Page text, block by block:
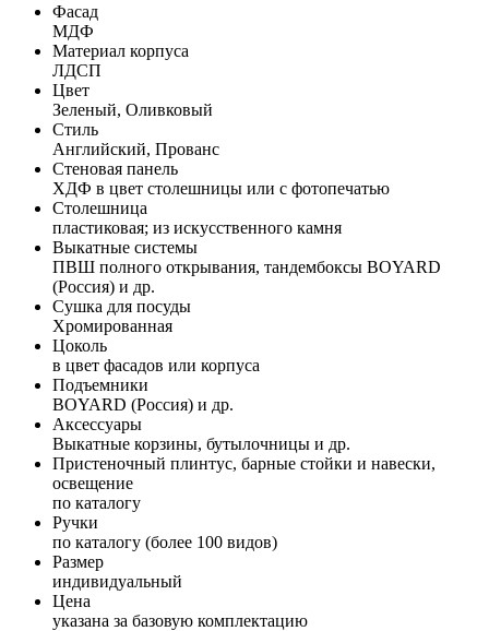
Фасад
МДФ
Материал корпуса
ЛДСП
Цвет
Зеленый, Оливковый
Стиль
Английский, Прованс
Стеновая панель
ХДФ в цвет столешницы или с фотопечатью
Столешница
пластиковая; из искусственного камня
Выкатные системы
ПВШ полного открывания, тандембоксы BOYARD
(Россия) и др.
Сушка для посуды
Хромированная
Цоколь
в цвет фасадов или корпуса
Подъемники
BOYARD (Россия) и др.
Аксессуары
Выкатные корзины, бутылочницы и др.
Пристеночный плинтус, барные стойки и навески,
освещение
по каталогу
Ручки
по каталогу (более 100 видов)
Размер
индивидуальный
Цена
указана за базовую комплектацию